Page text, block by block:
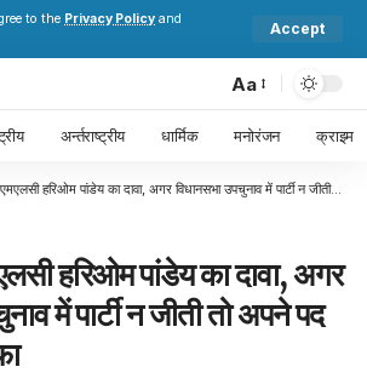
to the Privacy Policy and
Accept
Aa
अर्न्तराष्ट्रीय धार्मिक मनोरंजन क्राइम
हरिओम पांडेय का दावा, अगर विधानसभा उपचुनाव में पार्टी न जीती तो अपने पद से दे दूंगा इस्तीफा
हरिओम पांडेय का दावा, अगर
में पार्टी न जीती तो अपने पद